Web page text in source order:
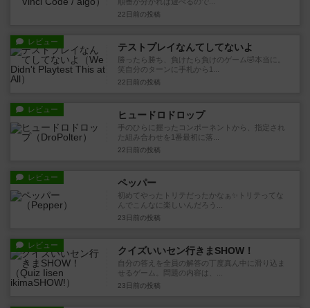
22日前 の投稿
レビュー テストプレイなんてしてないよ
勝ったら勝ち、負けたら負けのゲーム🤣本当に。
笑自分のターンに手札から1...
22日前 の投稿
レビュー ヒュードロドロップ
手のひらに握ったコンポーネントから、指定され
た組み合わせを1番最初に落...
22日前 の投稿
レビュー ペッパー
初めてやったトリテだったかなぁ✨トリテってな
んでこんなに楽しいんだろう...
23日前 の投稿
レビュー クイズいいセン行きまSHOW！
自分の答えを全員の解答の丁度真ん中に滑り込ま
せるゲーム。問題の内容は、...
23日前 の投稿